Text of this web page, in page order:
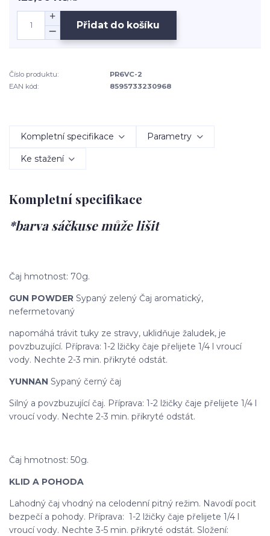
Přidat do košíku
Číslo produktu:
PR6VC-2
EAN kód:
8595733230968
Kompletní specifikace Parametry
Ke stažení
Kompletní specifikace
*barva sáčkuse může lišit
Čaj hmotnost: 70g.
GUN POWDER Sypaný zelený Čaj aromatický,
nefermetovaný
napomáhá trávit tuky ze stravy, uklidňuje žaludek, je
povzbuzující. Příprava: 1-2 lžičky čaje přelijete 1/4 l vroucí
vody. Nechte 2-3 min. přikryté odstát.
YUNNAN Sypaný černý čaj
Silný a povzbuzující čaj. Příprava: 1-2 lžičky čaje přelijete 1/4 l
vroucí vody. Nechte 2-3 min. přikryté odstát.
Čaj hmotnost: 50g.
KLID A POHODA
Lahodný čaj vhodný na celodenní pitný režim. Navodí pocit
bezpečí a pohody. Příprava: 1-2 lžičky čaje přelijete 1/4 l
vroucí vody. Nechte 3-5 min. přikryté odstát. Složení: